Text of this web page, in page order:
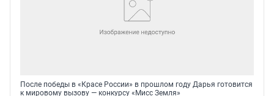
После победы в «Красе России» в прошлом году Дарья готовится
к мировому вызову — конкурсу «Мисс Земля»